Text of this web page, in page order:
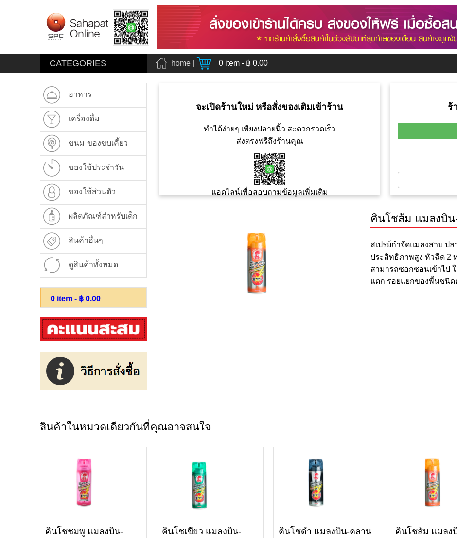
CATEGORIES home 0 item - ฿ 0.00
อาหาร
เครื่องดื่ม
ขนม ของขบเคี้ยว
ของใช้ประจำวัน
ของใช้ส่วนตัว
ผลิตภัณฑ์สำหรับเด็ก
สินค้าอื่นๆ
ดูสินค้าทั้งหมด
0 item - ฿ 0.00
จะเปิดร้านใหม่ หรือสั่งของเติมเข้าร้าน
ทำได้ง่ายๆ เพียงปลายนิ้ว สะดวกรวดเร็ว
ส่งตรงฟรีถึงร้านคุณ
แอดไลน์เพื่อสอบถามข้อมูลเพิ่มเติม
ร้
คินโชส้ม แมลงบิ
สเปรย์กำจัดแมลงสาบ ป
ประสิทธิภาพสูง หัวฉีด 2
สามารถซอกซอนเข้าไป
แตก รอยแยกของพื้นชนิด
สินค้าในหมวดเดียวกันที่คุณอาจสนใจ
คินโชชมพู แมลงบิน-
คินโชเขียว แมลงบิน-
คินโชดำ แมลงบิน-คลาน
คินโชส้ม แมลง